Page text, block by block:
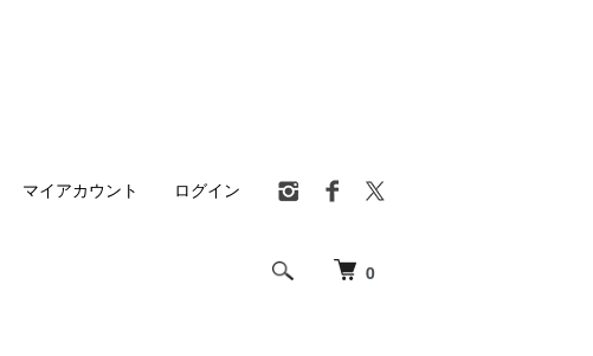
0
マイアカウント ログイン